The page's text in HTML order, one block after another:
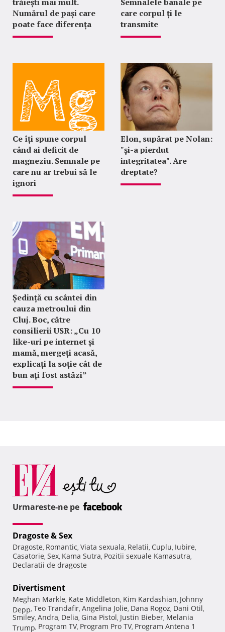
Numărul de pași care
poate face diferența
care corpul ți le
transmite
Ce îți spune corpul
când ai deficit de
magneziu. Semnale pe
care nu ar trebui să le
ignori
Elon, supărat pe Nolan:
"şi-a pierdut
integritatea". Are
dreptate?
Ședință cu scântei din
cauza metroului din
Cluj. Boc, către
consilierii USR: „Cu 10
like-uri pe internet și
mamă, mergeți acasă,
explicați la soție cât de
bun ați fost astăzi”
Urmareste-ne pe
Dragoste & Sex
Dragoste, Romantic, Viata sexuala, Relatii, Cuplu, Iubire,
Casatorie, Sex, Kama Sutra, Pozitii sexuale Kamasutra,
Declaratii de dragoste
Divertisment
Meghan Markle, Kate Middleton, Kim Kardashian, Johnny
Depp, Teo Trandafir, Angelina Jolie, Dana Rogoz, Dani Otil,
Smiley, Andra, Delia, Gina Pistol, Justin Bieber, Melania
Trump, Program TV, Program Pro TV, Program Antena 1